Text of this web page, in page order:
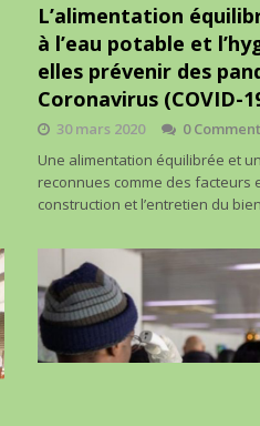
L’alimentation
à l’eau potable et
elles prévenir des
Coronavirus (COVID-
30 mars 2020
0
Une alimentation équilibrée et
reconnues comme des facteurs
construction et l’entretien du